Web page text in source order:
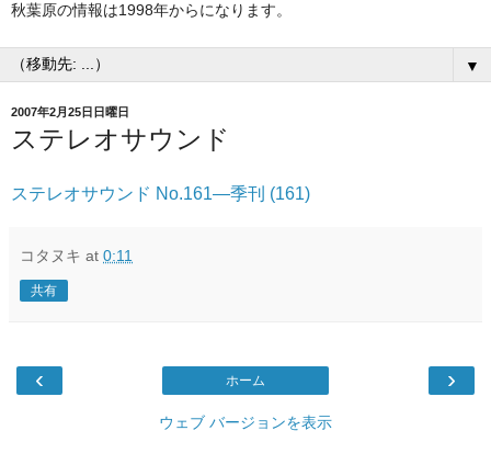
秋葉原の情報は1998年からになります。
▼
2007年2月25日日曜日
ステレオサウンド
ステレオサウンド No.161―季刊 (161)
コタヌキ at 0:11
共有
‹ ›
ホーム
ウェブ バージョンを表示